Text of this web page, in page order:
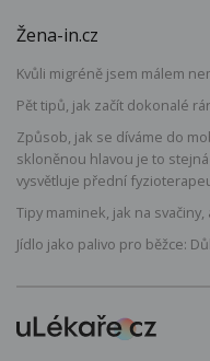
Žena-in.cz
Kvůli migréně jsem málem
Pět tipů, jak začít dokonalé
Způsob, jak se díváme do
skloněnou hlavou je to
vysvětluje přední
Tipy maminek, jak na
Jídlo jako palivo pro běžce: